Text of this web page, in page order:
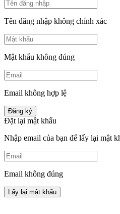
Tên đăng nhập không chính xác
Mật khẩu không đúng
Email không hợp lệ
Đăng ký
Đặt lại mật khẩu
Nhập email của bạn để lấy lại mật
Email không đúng
Lấy lại mật khẩu